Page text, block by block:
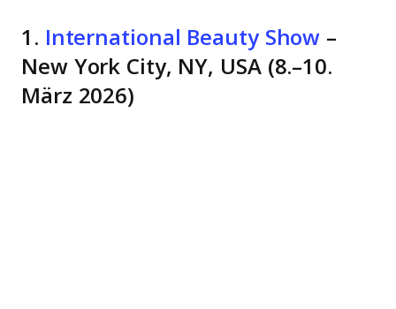
1. International Beauty Show –
New York City, NY, USA (8.–10.
März 2026)